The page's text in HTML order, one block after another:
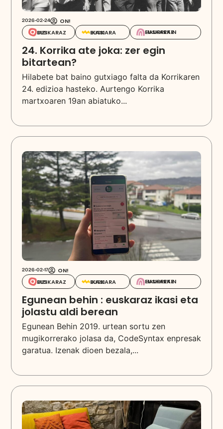
2026-02-24
ON!
EUSKARAZ BIZI
EUSKARA IKASI EUSKARAZ HAURREKIN
24. Korrika ate joka: zer egin
bitartean?
Hilabete bat baino gutxiago falta da Korrikaren
24. edizioa hasteko. Aurtengo Korrika
martxoaren 19an abiatuko...
2026-02-17
ON!
EUSKARAZ BIZI
EUSKARA IKASI EUSKARAZ HAURREKIN
Egunean behin : euskaraz ikasi eta
jolastu aldi berean
Egunean Behin 2019. urtean sortu zen
mugikorrerako jolasa da, CodeSyntax enpresak
garatua. Izenak dioen bezala,...